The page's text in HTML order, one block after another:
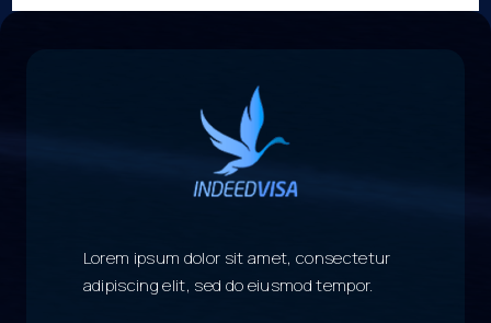
Lorem ipsum dolor sit amet, consectetur
adipiscing elit, sed do eiusmod tempor.